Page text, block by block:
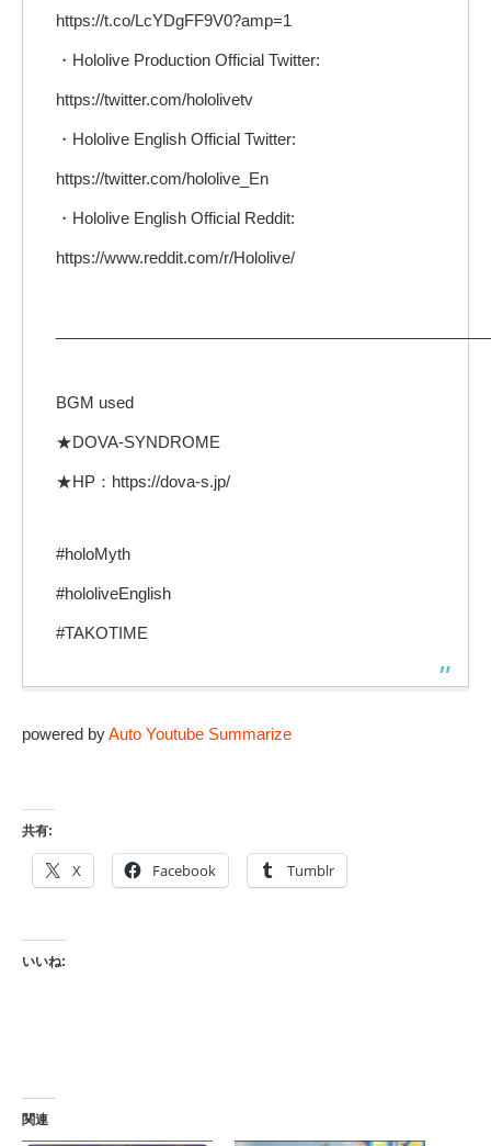
https://t.co/LcYDgFF9V0?amp=1
・Hololive Production Official Twitter:
https://twitter.com/hololivetv
・Hololive English Official Twitter:
https://twitter.com/hololive_En
・Hololive English Official Reddit:
https://www.reddit.com/r/Hololive/
BGM used
★DOVA-SYNDROME
★HP：https://dova-s.jp/
#holoMyth
#hololiveEnglish
#TAKOTIME
powered byAuto Youtube Summarize
共有:
X Facebook Tumblr
いいね:
関連